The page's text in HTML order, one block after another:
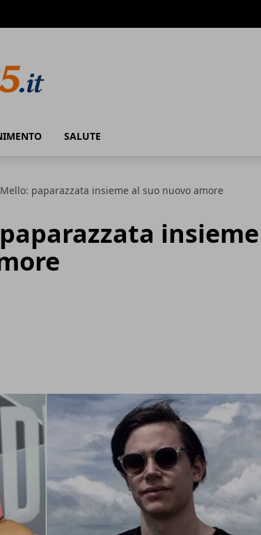
SALUTE
paparazzata insieme al suo nuovo amore
insieme